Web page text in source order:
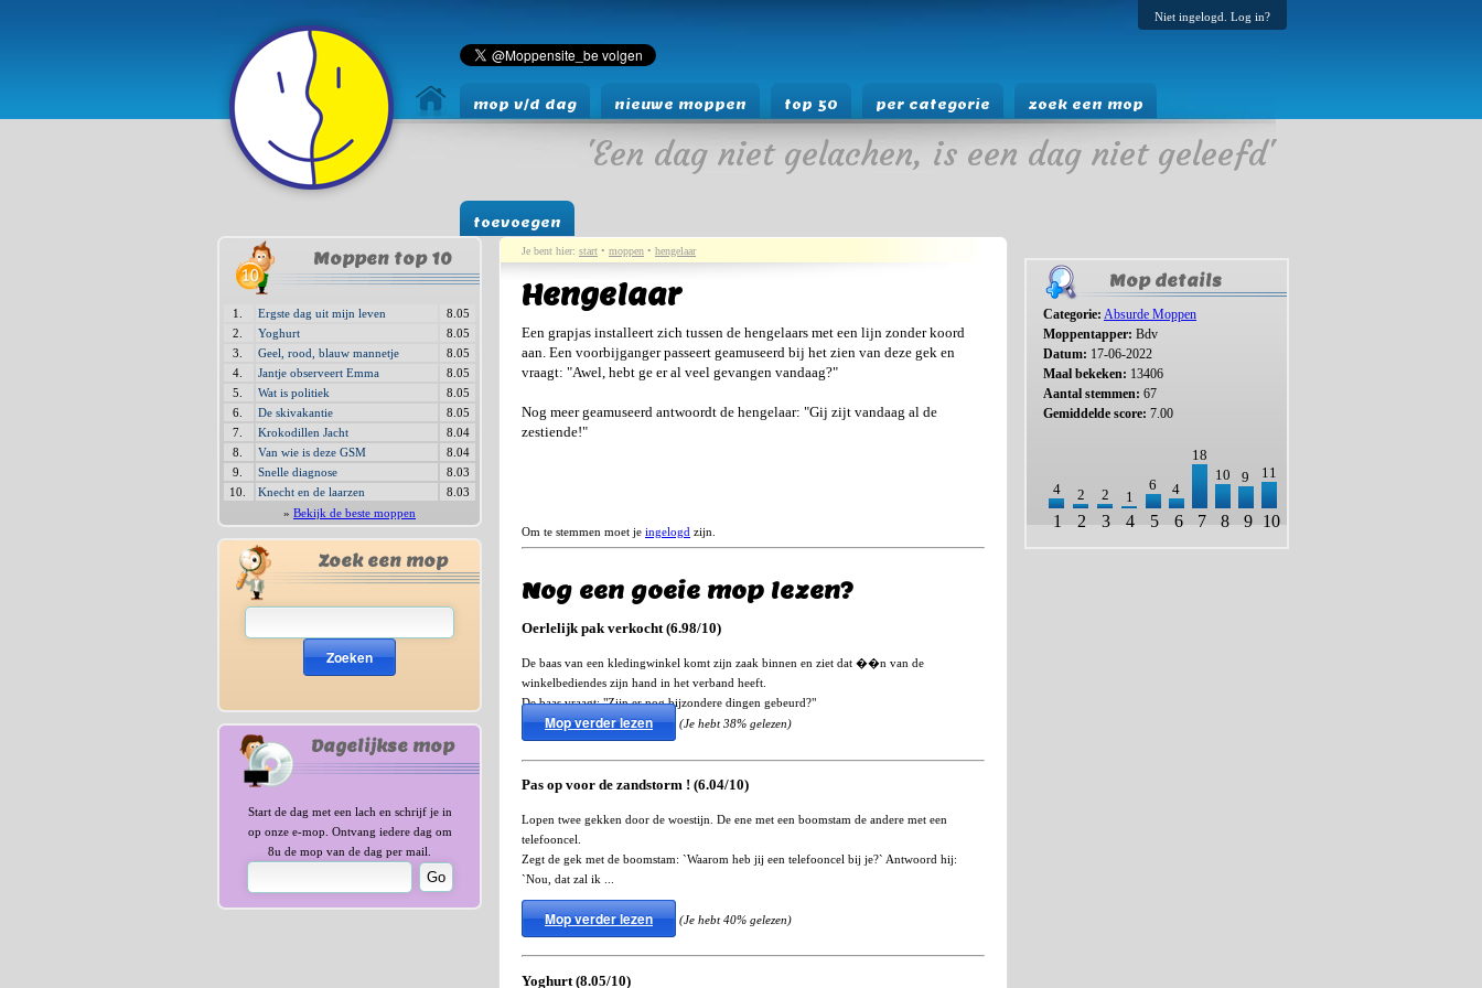
Niet ingelogd. Log in?
mop v/d dag nieuwe moppen top 50 per categorie zoek een mop
toevoegen
'Een dag niet gelachen, is een dag niet geleefd'
Moppen top 10
1. Ergste dag uit mijn leven
8.05
2.
Yoghurt
8.05
3.
Geel, rood, blauw mannetje
8.05
4.
Jantje observeert Emma
8.05
5.
Wat is politiek
8.05
6.
De skivakantie
8.05
7.
Krokodillen Jacht
8.04
8.
Van wie is deze GSM
8.04
9.
Snelle diagnose
8.03
10.
Knecht en de laarzen
8.03
» Bekijk de beste moppen
Zoek een mop
Zoeken
Dagelijkse mop
Start de dag met een lach en schrijf je in
op onze e-mop. Ontvang iedere dag om
8u de mop van de dag per mail.
Je bent hier: start • moppen • hengelaar
Hengelaar
Een grapjas installeert zich tussen de hengelaars met een lijn zonder koord
aan. Een voorbijganger passeert geamuseerd bij het zien van deze gek en
vraagt: "Awel, hebt ge er al veel gevangen vandaag?"
Nog meer geamuseerd antwoordt de hengelaar: "Gij zijt vandaag al de
zestiende!"
Om te stemmen moet je ingelogd zijn.
Nog een goeie mop lezen?
Oerlelijk pak verkocht (6.98/10)
De baas van een kledingwinkel komt zijn zaak binnen en ziet dat ��n van de
winkelbediendes zijn hand in het verband heeft.
De baas vraagt: "Zijn er nog bijzondere dingen gebeurd?"
Mop verder lezen (Je hebt 38% gelezen)
Pas op voor de zandstorm ! (6.04/10)
Lopen twee gekken door de woestijn. De ene met een boomstam de andere met een
telefooncel.
Zegt de gek met de boomstam: `Waarom heb jij een telefooncel bij je?` Antwoord hij:
`Nou, dat zal ik ...
Mop verder lezen (Je hebt 40% gelezen)
Yoghurt (8.05/10)
Mop details
Categorie: Absurde Moppen
Moppentapper: Bdv
Datum: 17-06-2022
Maal bekeken: 13406
Aantal stemmen: 67
Gemiddelde score: 7.00
4 2 2 1
6 4
18
10
9 11
1 2 3 4 5 6 7 8 9 10